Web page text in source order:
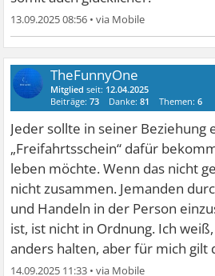
13.09.2025 08:56 •
TheFunnyOne
Mitglied seit: 12.04.2025
Beiträge:73 Danke:81 Themen:6
Jeder sollte in seiner Beziehung
„Freifahrtsschein“ dafür
leben möchte. Wenn das nicht
nicht zusammen. Jemanden
und Handeln in der Person
ist, ist nicht in Ordnung. Ich
anders halten, aber für mich gilt
14.09.2025 11:33 •